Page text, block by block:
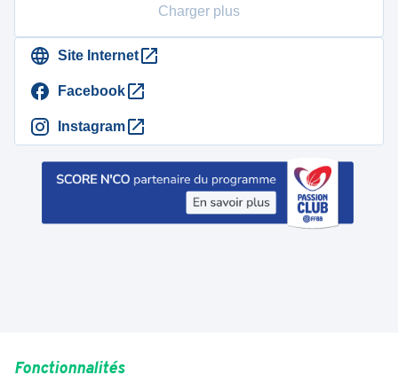
Charger plus
Site Internet
Facebook
Instagram
Fonctionnalités